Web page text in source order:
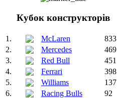
Кубок конструкторів
1. McLaren
833
2.
Mercedes
469
3.
Red Bull
451
4.
Ferrari
398
5.
Williams
137
6.
Racing Bulls
92